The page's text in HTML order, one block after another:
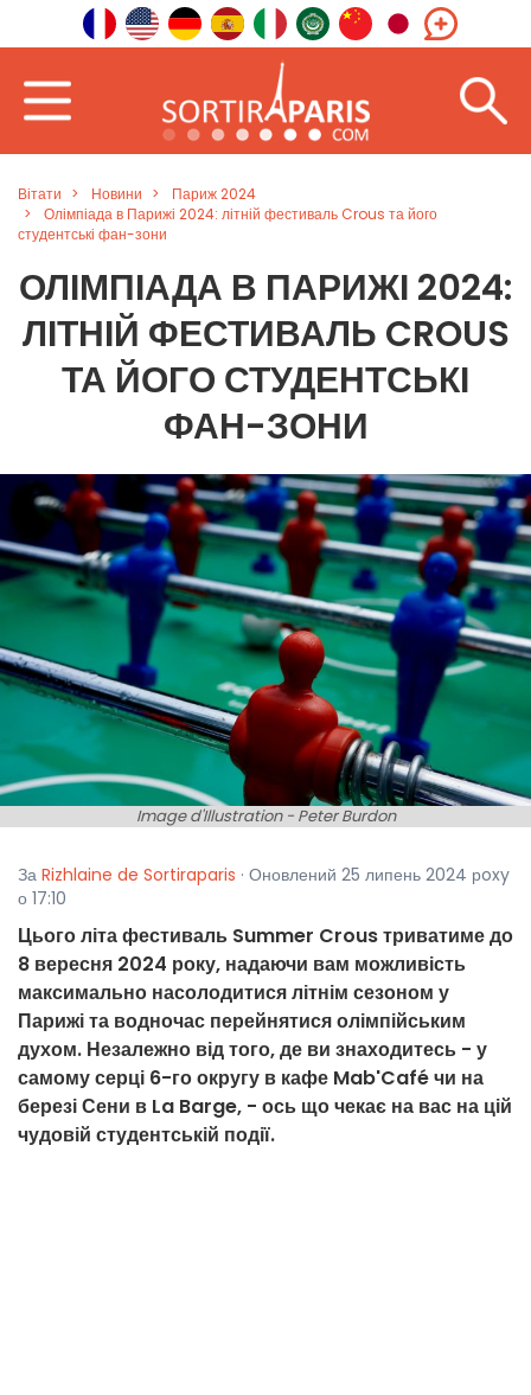
Вітати Новини
Париж 2024
Олімпіада в Парижі 2024: літній фестиваль Crous та його
студентські фан-зони
ОЛІМПІАДА В ПАРИЖІ 2024:
ЛІТНІЙ ФЕСТИВАЛЬ CROUS
ТА ЙОГО СТУДЕНТСЬКІ
ФАН-ЗОНИ
Image d'Illustration - Peter Burdon
За Rizhlaine de Sortiraparis · Оновлений 25 липень 2024 рoxy
о 17:10
Цього літа фестиваль Summer Crous триватиме до
8 вересня 2024 року, надаючи вам можливість
максимально насолодитися літнім сезоном у
Парижі та водночас перейнятися олімпійським
духом. Незалежно від того, де ви знаходитесь - у
самому серці 6-го округу в кафе Mab'Café чи на
березі Сени в La Barge, - ось що чекає на вас на цій
чудовій студентській події.